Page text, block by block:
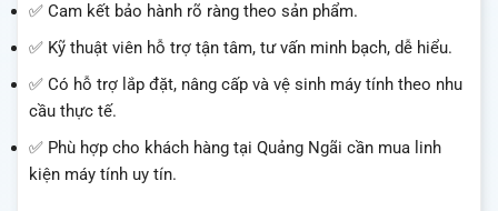
✅ Cam kết bảo hành rõ ràng theo sản phẩm.
✅ Kỹ thuật viên hỗ trợ tận tâm, tư vấn minh bạch, dễ hiểu.
✅ Có hỗ trợ lắp đặt, nâng cấp và vệ sinh máy tính theo nhu
cầu thực tế.
✅ Phù hợp cho khách hàng tại Quảng Ngãi cần mua linh
kiện máy tính uy tín.